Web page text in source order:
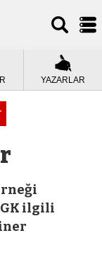
YAZARLAR
ilgili